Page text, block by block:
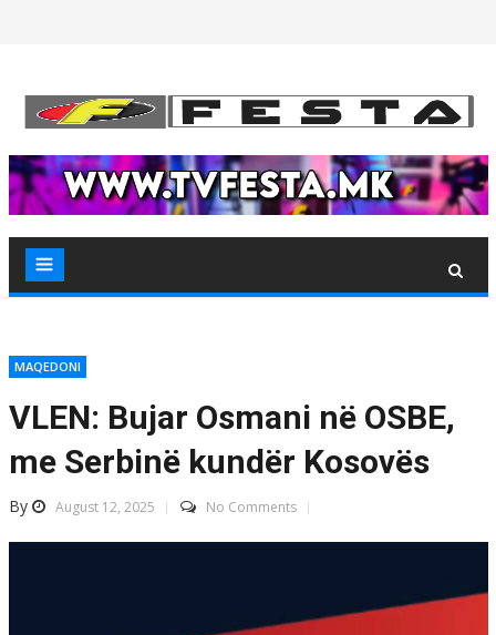
MAQEDONI
VLEN: Bujar Osmani në OSBE,
me Serbinë kundër Kosovës
By August 12, 2025 No Comments